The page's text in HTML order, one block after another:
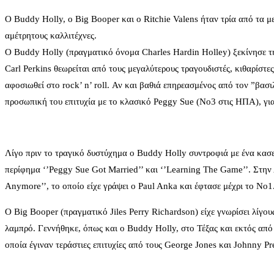
Ο Buddy Holly, ο Big Booper και ο Ritchie Valens ήταν τρία από τα
αμέτρητους καλλιτέχνες.
Ο Buddy Holly (πραγματικό όνομα Charles Hardin Holley) ξεκίνησε
Carl Perkins θεωρείται από τους μεγαλύτερους τραγουδιστές,
αφοσιωθεί στο rock’ n’ roll. Αν και βαθιά επηρεασμένος από τον
προσωπική του επιτυχία με το κλασικό Peggy Sue (No3 στις ΗΠΑ),
Λίγο πριν το τραγικό δυστύχημα ο Buddy Holly συντροφιά με ένα
περίφημα ‘’Peggy Sue Got Married’’ και ‘’Learning The Game’’.
Anymore’’, το οποίο είχε γράψει ο Paul Anka και έφτασε μέχρι το
Ο Big Booper (πραγματικό Jiles Perry Richardson) είχε γνωρίσει
λαμπρό. Γεννήθηκε, όπως και ο Buddy Holly, στο Τέξας και εκτός
οποία έγιναν τεράστιες επιτυχίες από τους George Jones και Johnny